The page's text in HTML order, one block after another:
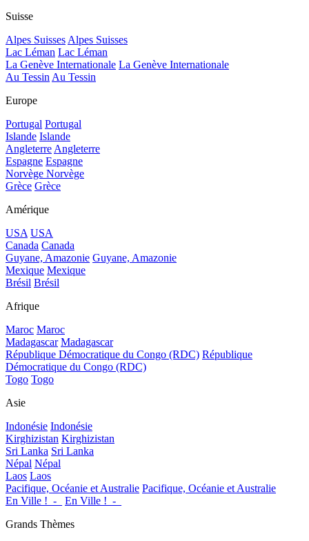
Suisse
Alpes SuissesAlpes Suisses
Lac Léman Lac Léman
La Genève Internationale La Genève Internationale
Au TessinAu Tessin
Europe
Portugal Portugal
Islande Islande
AngleterreAngleterre
Espagne Espagne
Norvège Norvège
Grèce Grèce
Amérique
USA USA
Canada Canada
Guyane, Amazonie Guyane, Amazonie
Mexique Mexique
Brésil Brésil
Afrique
Maroc Maroc
Madagascar Madagascar
République Démocratique du Congo (RDC) République
Démocratique du Congo (RDC)
Togo Togo
Asie
Indonésie Indonésie
Kirghizistan Kirghizistan
Sri Lanka Sri Lanka
Népal Népal
Laos Laos
Pacifique, Océanie et Australie Pacifique, Océanie et Australie
En Ville !_-_
En Ville !_-_
Grands Thèmes